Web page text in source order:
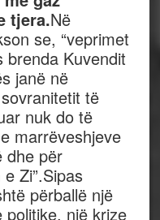
tjera.Në
se, “veprimet
Kuvendit
janë në
të
nuk do të
marrëveshjeve
dhe për
Zi”.Sipas
përballë një
politike, një krize